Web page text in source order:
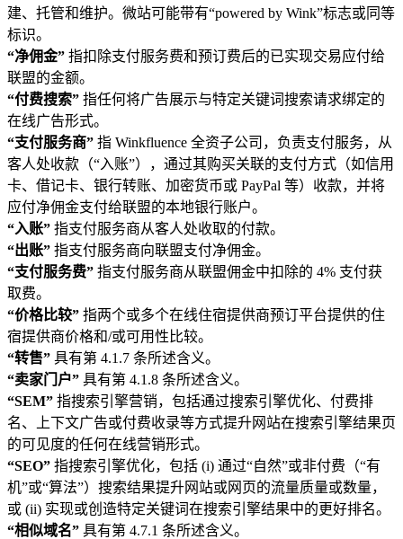
建、托管和维护。微站可能带有“powered by Wink”标志或同等
标识。
“净佣金” 指扣除支付服务费和预订费后的已实现交易应付给
联盟的金额。
“付费搜索” 指任何将广告展示与特定关键词搜索请求绑定的
在线广告形式。
“支付服务商” 指 Winkfluence 全资子公司，负责支付服务，从
客人处收款（“入账”），通过其购买关联的支付方式（如信用
卡、借记卡、银行转账、加密货币或 PayPal 等）收款，并将
应付净佣金支付给联盟的本地银行账户。
“入账” 指支付服务商从客人处收取的付款。
“出账” 指支付服务商向联盟支付净佣金。
“支付服务费” 指支付服务商从联盟佣金中扣除的 4% 支付获
取费。
“价格比较” 指两个或多个在线住宿提供商预订平台提供的住
宿提供商价格和/或可用性比较。
“转售” 具有第 4.1.7 条所述含义。
“卖家门户” 具有第 4.1.8 条所述含义。
“SEM” 指搜索引擎营销，包括通过搜索引擎优化、付费排
名、上下文广告或付费收录等方式提升网站在搜索引擎结果页
的可见度的任何在线营销形式。
“SEO” 指搜索引擎优化，包括 (i) 通过“自然”或非付费（“有
机”或“算法”）搜索结果提升网站或网页的流量质量或数量，
或 (ii) 实现或创造特定关键词在搜索引擎结果中的更好排名。
“相似域名” 具有第 4.7.1 条所述含义。